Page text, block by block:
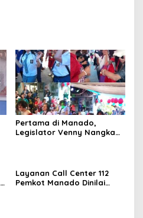
Pertama di Manado,
Legislator Venny Nangka
Layanan Call Center 112
Pemkot Manado Dinilai